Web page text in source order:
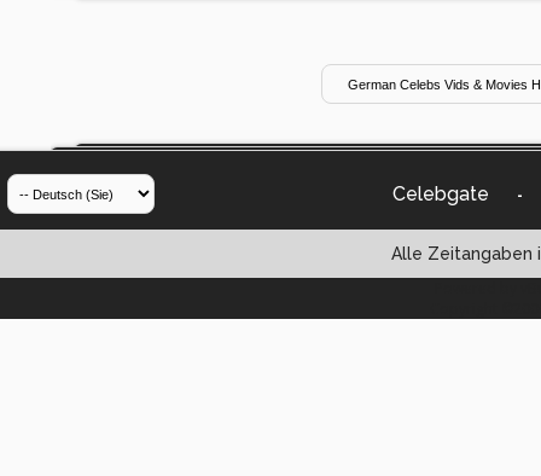
Celebgate -
Alle Zeitangaben